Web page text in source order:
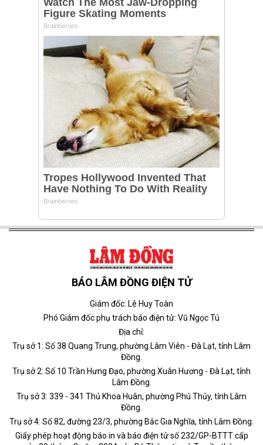
BÁO LÂM ĐỒNG ĐIỆN TỬ
Giám đốc: Lê Huy Toàn
Phó Giám đốc phụ trách báo điện tử: Vũ Ngọc Tú
Địa chỉ:
Trụ sở 1: Số 38 Quang Trung, phường Lâm Viên - Đà Lạt, tỉnh Lâm
Đồng.
Trụ sở 2: Số 10 Trần Hưng Đạo, phường Xuân Hương - Đà Lạt, tỉnh
Lâm Đồng.
Trụ sở 3: 339 - 341 Thủ Khoa Huân, phường Phú Thủy, tỉnh Lâm
Đồng.
Trụ sở 4: Số 82, đường 23/3, phường Bắc Gia Nghĩa, tỉnh Lâm Đồng.
Giấy phép hoạt động báo in và báo điện tử số 232/GP-BTTT cấp